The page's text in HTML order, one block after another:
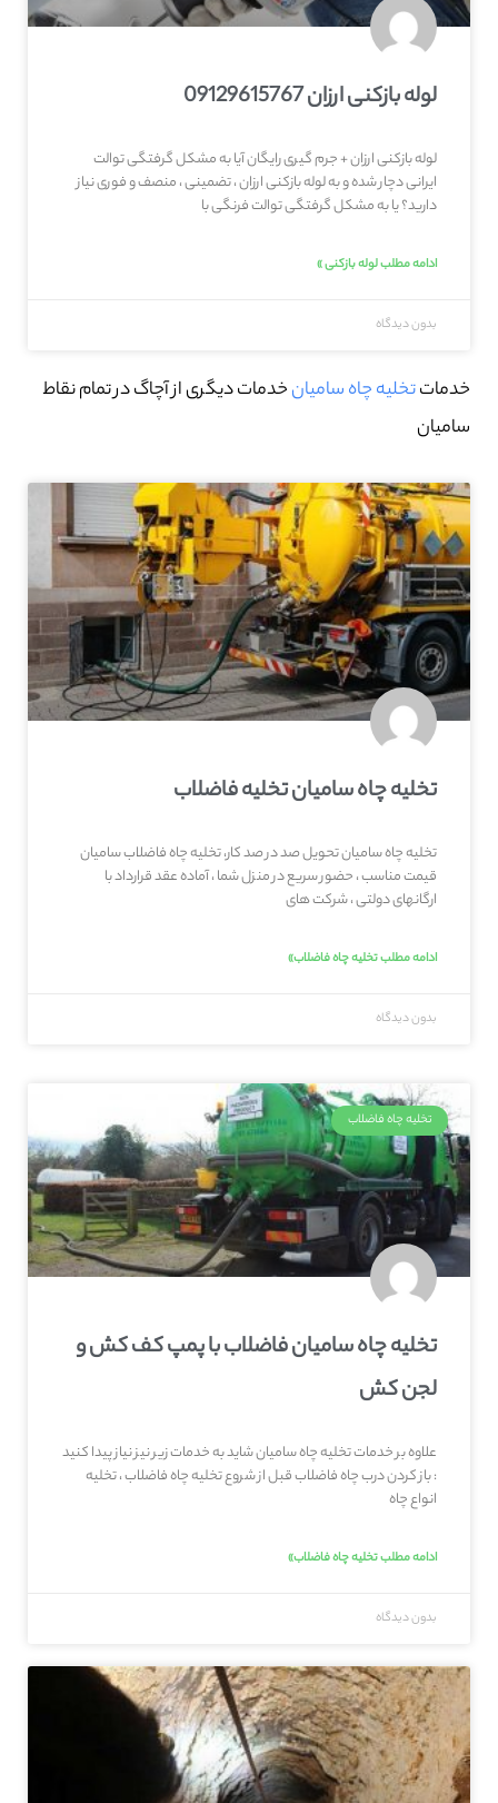
لوله بازکنی ارزان 09129615767
لوله بازکنی ارزان + جرم گیری رایگان آیا به مشکل گرفتگی توالت
ایرانی دچار شده و به لوله بازکنی ارزان ، تضمینی ، منصف و فوری نیاز
دارید؟ یا به مشکل گرفتگی توالت فرنگی با
ادامه مطلب لوله بازکنی »
بدون دیدگاه
خدماتتخلیه چاه سامیانخدمات دیگری از آچاگ در تمام نقاط
سامیان
تخلیه چاه سامیان تخلیه فاضلاب
تخلیه چاه سامیان تحویل صد در صد کار، تخلیه چاه فاضلاب سامیان
قیمت مناسب ، حضور سریع در منزل شما ، آماده عقد قرارداد با
ارگانهای دولتی ، شرکت های
ادامه مطلب تخلیه چاه فاضلاب»
بدون دیدگاه
تخلیه چاه فاضلاب
تخلیه چاه سامیان فاضلاب با پمپ کف کش و
لجن کش
علاوه بر خدمات تخلیه چاه سامیان شاید به خدمات زیر نیز نیاز پیدا کنید
: باز کردن درب چاه فاضلاب قبل از شروع تخلیه چاه فاضلاب ، تخلیه
انواع چاه
ادامه مطلب تخلیه چاه فاضلاب»
بدون دیدگاه